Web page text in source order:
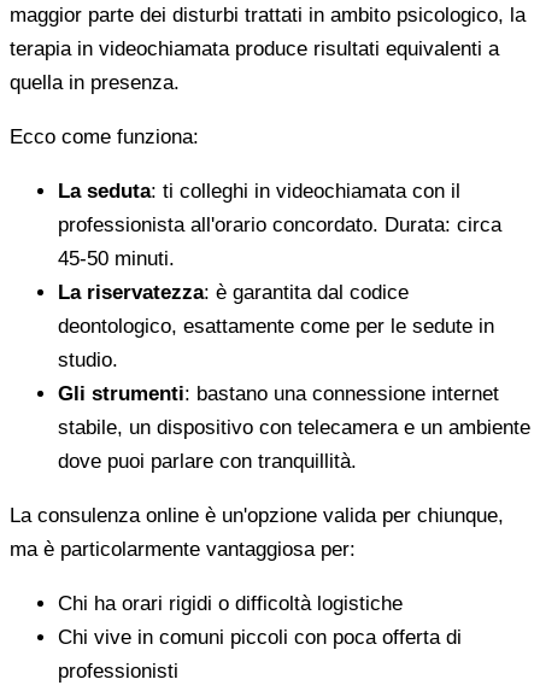
maggior parte dei disturbi trattati in ambito psicologico, la
terapia in videochiamata produce risultati equivalenti a
quella in presenza.
Ecco come funziona:
La seduta: ti colleghi in videochiamata con il
professionista all'orario concordato. Durata: circa
45-50 minuti.
La riservatezza: è garantita dal codice
deontologico, esattamente come per le sedute in
studio.
Gli strumenti: bastano una connessione internet
stabile, un dispositivo con telecamera e un ambiente
dove puoi parlare con tranquillità.
La consulenza online è un'opzione valida per chiunque,
ma è particolarmente vantaggiosa per:
Chi ha orari rigidi o difficoltà logistiche
Chi vive in comuni piccoli con poca offerta di
professionisti